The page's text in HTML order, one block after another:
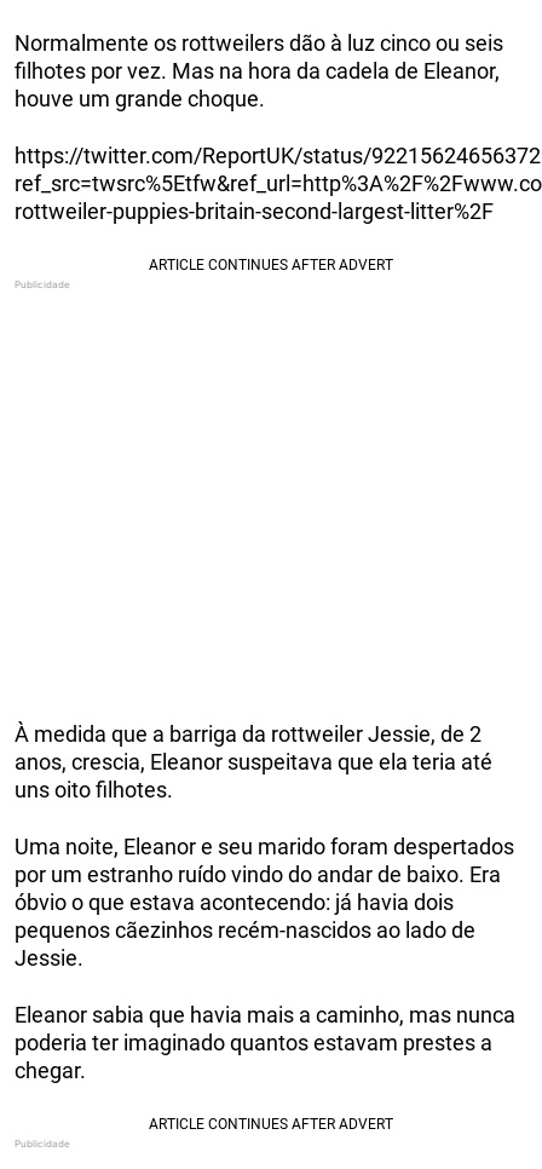
Normalmente os rottweilers dão à luz cinco ou seis
filhotes por vez. Mas na hora da cadela de Eleanor,
houve um grande choque.
https://twitter.com/ReportUK/status/
rottweiler-puppies-britain-second-largest-litter%2F
À medida que a barriga da rottweiler Jessie, de 2
anos, crescia, Eleanor suspeitava que ela teria até
uns oito filhotes.
Uma noite, Eleanor e seu marido foram despertados
por um estranho ruído vindo do andar de baixo. Era
óbvio o que estava acontecendo: já havia dois
pequenos cãezinhos recém-nascidos ao lado de
Jessie.
Eleanor sabia que havia mais a caminho, mas nunca
poderia ter imaginado quantos estavam prestes a
chegar.